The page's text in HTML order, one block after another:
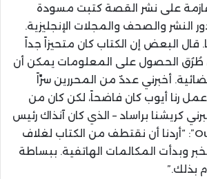
عازمة على نشر القصة كتبت مسودة
النشر والصحف والمجلات الإنجليزية.
البعض إن الكتاب كان متحيزاً جداً
الحصول على المعلومات يمكن أن
أخبرني عددٌ من المحررين سرِّاً
رنا أيوب كان فاضحاً، لكن كان من
كريشنا براساد – الذي كان آنذاك رئيس
تحرير مجلة “Outlook”: “أردنا أن نقتطف من الكتاب لغلاف
وبدأت المكالمات الهاتفية. ببساطة
بذلك.”